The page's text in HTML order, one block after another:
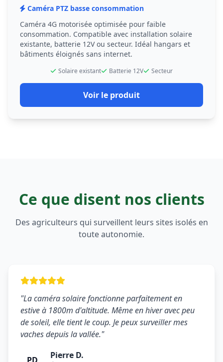
Caméra PTZ basse consommation
Caméra 4G motorisée optimisée pour faible
consommation. Compatible avec installation solaire
existante, batterie 12V ou secteur. Idéal hangars et
bâtiments éloignés sans internet.
Solaire existant Batterie 12V Secteur
Voir le produit
Ce que disent nos clients
Des agriculteurs qui surveillent leurs sites isolés en
toute autonomie.
"La caméra solaire fonctionne parfaitement en
estive à 1800m d'altitude. Même en hiver avec peu
de soleil, elle tient le coup. Je peux surveiller mes
vaches depuis la vallée."
Pierre D.